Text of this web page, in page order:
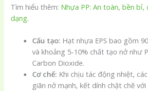
Tìm hiểu thêm: Nhựa PP: An toàn, bền
dạng.
Cấu tạo: Hạt nhựa EPS bao gồm
và khoảng 5-10% chất tạo nở như
Carbon Dioxide.
Cơ chế: Khi chịu tác động nhiệt,
giãn nở mạnh, kết dính chặt chẽ